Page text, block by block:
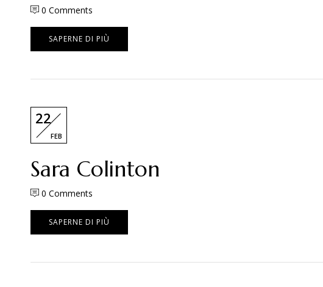
0 Comments
SAPERNE DI PIÙ
22
FEB
Sara Colinton
0 Comments
SAPERNE DI PIÙ